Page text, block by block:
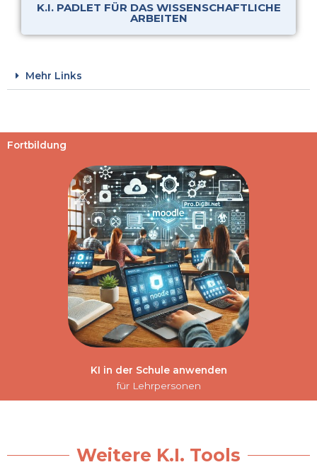
K.I. PADLET FÜR DAS WISSENSCHAFTLICHE
ARBEITEN
Mehr Links
Fortbildung
KI in der Schule anwenden
für Lehrpersonen
Weitere K.I. Tools